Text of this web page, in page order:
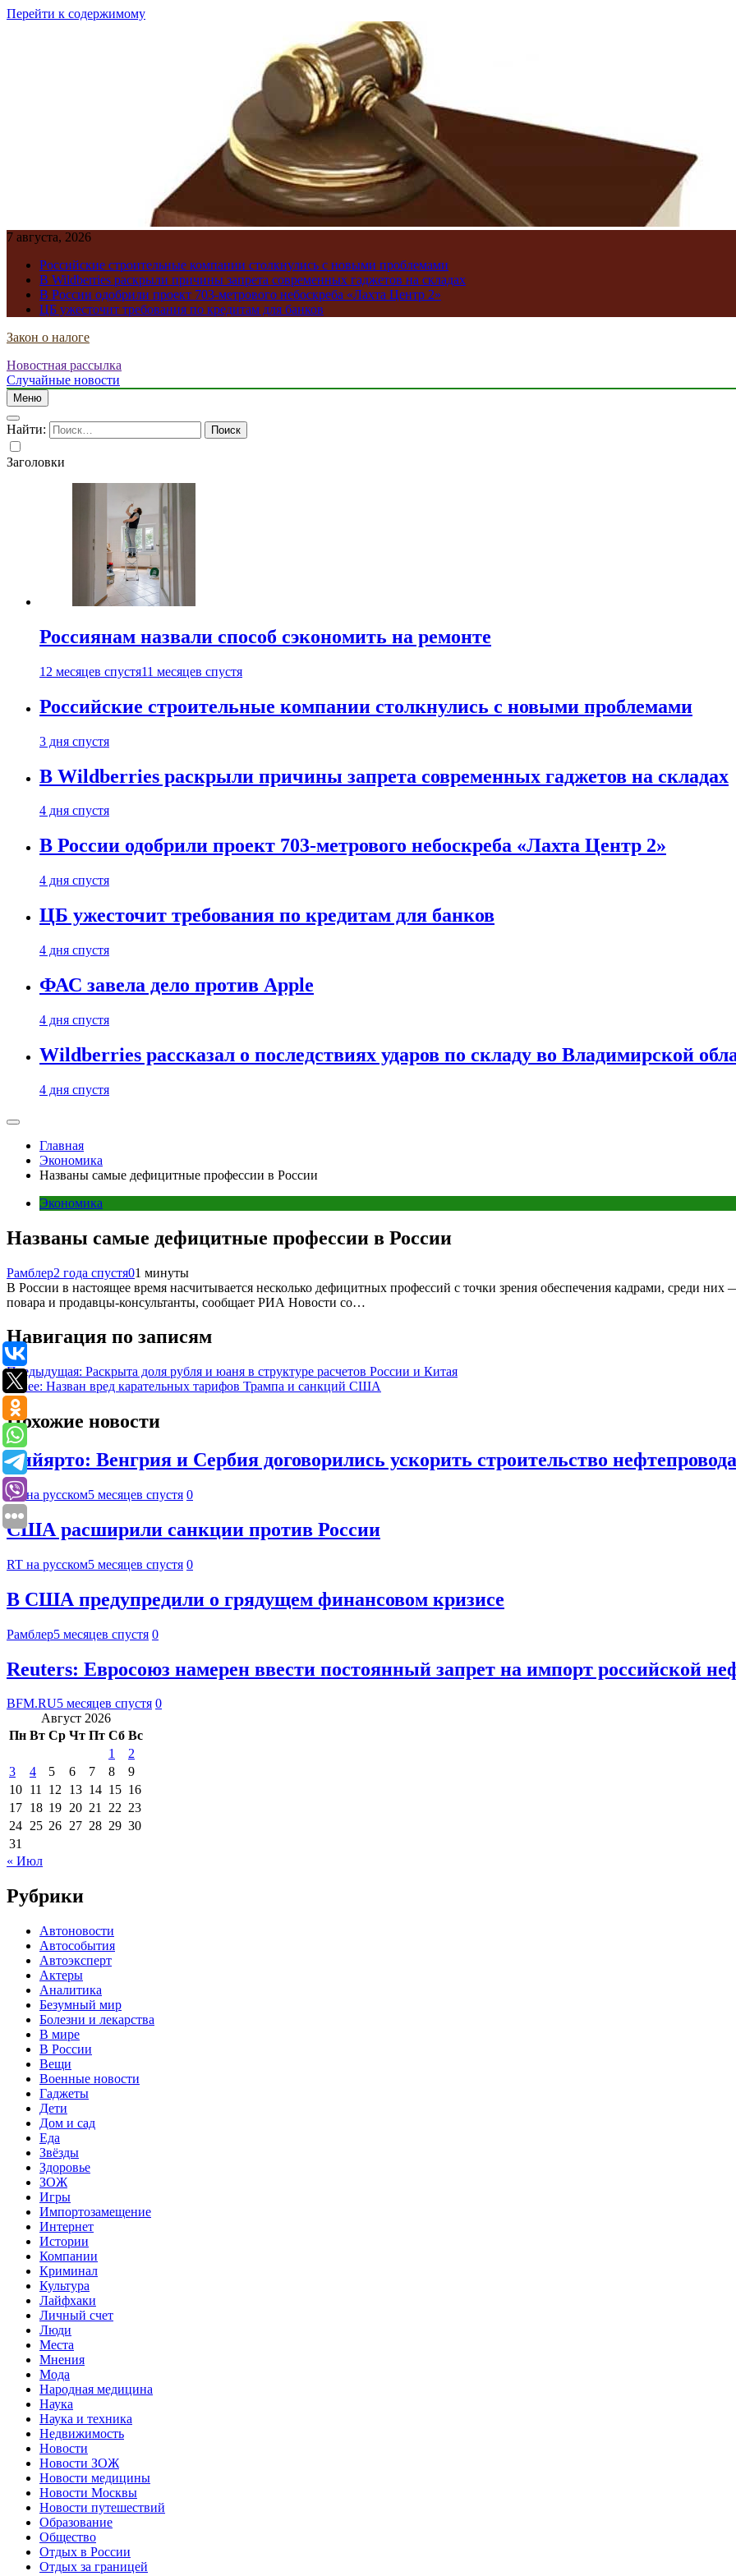
Перейти к содержимому
7 августа, 2026
Российские строительные компании столкнулись с новыми проблемами
В Wildberries раскрыли причины запрета современных гаджетов на складах
В России одобрили проект 703-метрового небоскреба «Лахта Центр 2»
ЦБ ужесточит требования по кредитам для банков
Закон о налоге
Новостная рассылка
Случайные новости
Меню
Найти:
Заголовки
Россиянам назвали способ сэкономить на ремонте
12 месяцев спустя11 месяцев спустя
Российские строительные компании столкнулись с новыми проблемами
3 дня спустя
В Wildberries раскрыли причины запрета современных гаджетов на складах
4 дня спустя
В России одобрили проект 703-метрового небоскреба «Лахта Центр 2»
4 дня спустя
ЦБ ужесточит требования по кредитам для банков
4 дня спустя
ФАС завела дело против Apple
4 дня спустя
Wildberries рассказал о последствиях ударов по складу во Владимирской
4 дня спустя
Главная
Экономика
Названы самые дефицитные профессии в России
Экономика
Названы самые дефицитные профессии в России
Рамблер2 года спустя01 минуты
В России в настоящее время насчитывается несколько дефицитных профессий с точки зрения обеспечения кадрами, среди
повара и продавцы-консультанты, сообщает РИА Новости со…
Навигация по записям
Предыдущая: Раскрыта доля рубля и юаня в структуре расчетов России и Китая
Далее: Назван вред карательных тарифов Трампа и санкций США
Похожие новости
Сийярто: Венгрия и Сербия договорились ускорить строительство нефтепровода
RT на русском5 месяцев спустя 0
США расширили санкции против России
RT на русском5 месяцев спустя 0
В США предупредили о грядущем финансовом кризисе
Рамблер5 месяцев спустя 0
Reuters: Евросоюз намерен ввести постоянный запрет на импорт российской
BFM.RU5 месяцев спустя 0
Август 2026
Пн Вт Ср Чт Пт Сб Вс
1
2
3
4 5 6 7 8
9
10 11 12 13 14 15 16
17 18 19 20 21 22 23
24 25 26 27 28 29 30
31
« Июл
Рубрики
Автоновости
Автособытия
Автоэксперт
Актеры
Аналитика
Безумный мир
Болезни и лекарства
В мире
В России
Вещи
Военные новости
Гаджеты
Дети
Дом и сад
Еда
Звёзды
Здоровье
ЗОЖ
Игры
Импортозамещение
Интернет
Истории
Компании
Криминал
Культура
Лайфхаки
Личный счет
Люди
Места
Мнения
Мода
Народная медицина
Наука
Наука и техника
Недвижимость
Новости
Новости ЗОЖ
Новости медицины
Новости Москвы
Новости путешествий
Образование
Общество
Отдых в России
Отдых за границей